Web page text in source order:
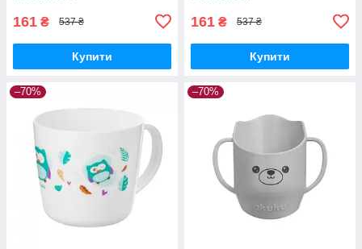
161 ₴ 537 ₴
Купити
161 ₴ 537 ₴
Купити
–70% –70%